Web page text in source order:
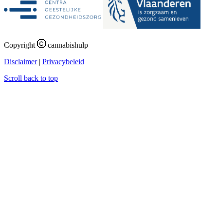
Copyright
cannabishulp
Disclaimer| Privacybeleid
Scroll back to top